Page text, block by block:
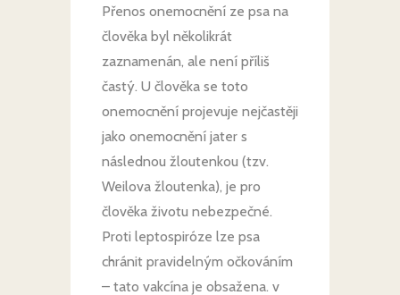
Přenos onemocnění ze psa na
člověka byl několikrát
zaznamenán, ale není příliš
častý. U člověka se toto
onemocnění projevuje nejčastěji
jako onemocnění jater s
následnou žloutenkou (tzv.
Weilova žloutenka), je pro
člověka životu nebezpečné.
Proti leptospiróze lze psa
chránit pravidelným očkováním
– tato vakcína je obsažena. v